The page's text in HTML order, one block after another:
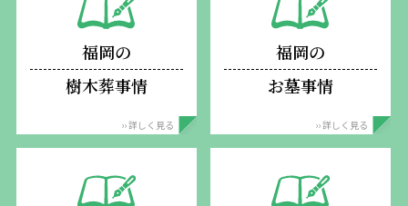
福岡の
樹木葬事情
›› 詳しく見る
福岡の
お墓事情
›› 詳しく見る